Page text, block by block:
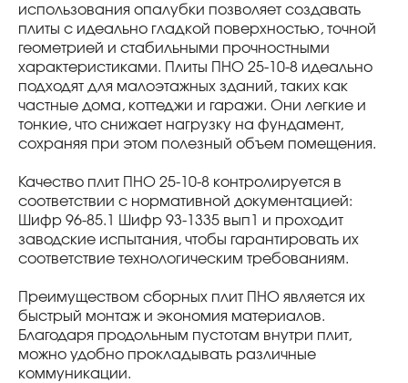
использования опалубки позволяет создавать
плиты с идеально гладкой поверхностью, точной
геометрией и стабильными прочностными
характеристиками. Плиты ПНО 25-10-8 идеально
подходят для малоэтажных зданий, таких как
частные дома, коттеджи и гаражи. Они легкие и
тонкие, что снижает нагрузку на фундамент,
сохраняя при этом полезный объем помещения.
Качество плит ПНО 25-10-8 контролируется в
соответствии с нормативной документацией:
Шифр 96-85.1 Шифр 93-1335 вып1 и проходит
заводские испытания, чтобы гарантировать их
соответствие технологическим требованиям.
Преимуществом сборных плит ПНО является их
быстрый монтаж и экономия материалов.
Благодаря продольным пустотам внутри плит,
можно удобно прокладывать различные
коммуникации.